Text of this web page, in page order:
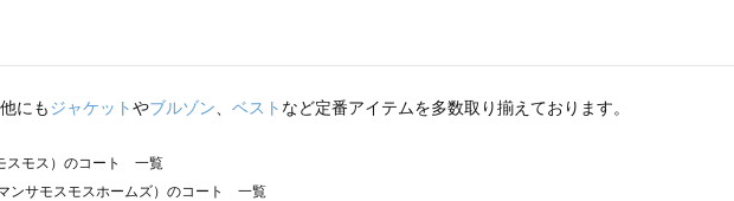
にもジャケットやブルゾン ベスト など定番アイテムを多数取り揃えております。
スモス）のコート 一覧
ンサモスモスホームズ）のコート 一覧